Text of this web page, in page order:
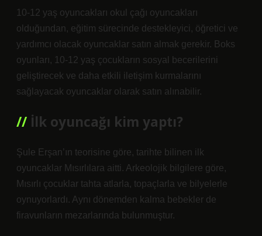
10-12 yaş oyuncakları okul çağı oyuncakları
olduğundan, eğitim sürecinde destekleyici, öğretici ve
yardımcı olacak oyuncaklar satın almak gerekir. Boks
oyunları, 10-12 yaş çocukların sosyal becerilerini
geliştirecek ve daha etkili iletişim kurmalarını
sağlayacak oyuncaklar olarak satın alınabilir.
İlk oyuncağı kim yaptı?
Şule Erşan’ın teorisine göre, tarihte bilinen ilk
oyuncaklar Mısırlılara aitti. Arkeolojik bilgilere göre,
Mısırlı çocuklar tahta atlarla, topaçlarla ve bilyelerle
oynuyorlardı. Aynı dönemden kalma bebekler de
firavunların mezarlarında bulunmuştur.